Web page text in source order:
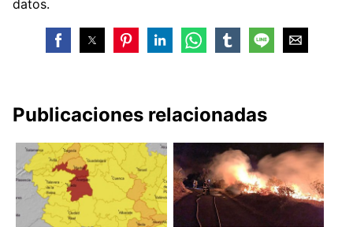
datos.
Publicaciones relacionadas